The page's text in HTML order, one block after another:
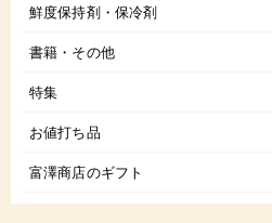
鮮度保持剤・保冷剤
書籍・その他
特集
お値打ち品
富澤商店のギフト